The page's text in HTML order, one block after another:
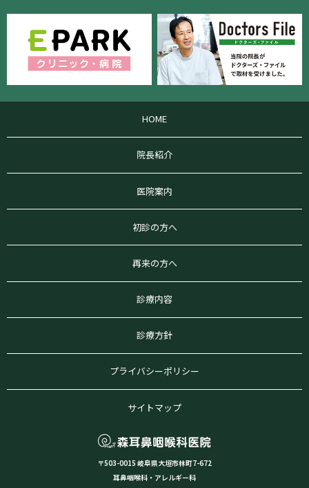
HOME
院長紹介
医院案内
初診の方へ
再来の方へ
診療内容
診療方針
プライバシーポリシー
サイトマップ
〒503-0015 岐阜県大垣市林町7-672
耳鼻咽喉科・アレルギー科